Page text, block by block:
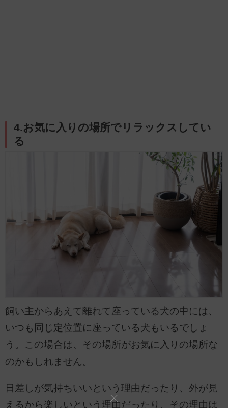
4.お気に入りの場所でリラックスしてい
る
飼い主からあえて離れて座っている犬の中には、
いつも同じ定位置に座っている犬もいるでしょ
う。この場合は、その場所がお気に入りの場所な
のかもしれません。
日差しが気持ちいいという理由だったり、外が見
えるから楽しいという理由だったり、その理由は